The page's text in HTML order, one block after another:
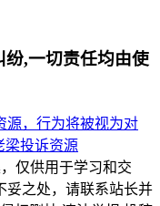
,一切责任均由使
源，行为将被视为对
梁投诉资源
仅供用于学习和交
妥之处，请联系站长并